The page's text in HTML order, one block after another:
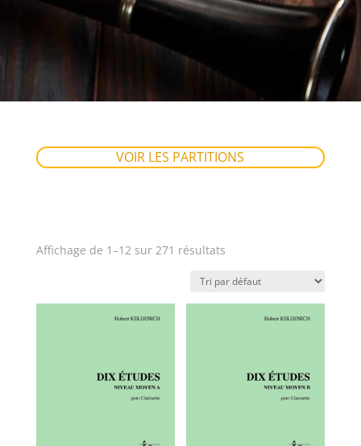
VOIR LES PARTITIONS
Affichage de 1–12 sur 271 résultats